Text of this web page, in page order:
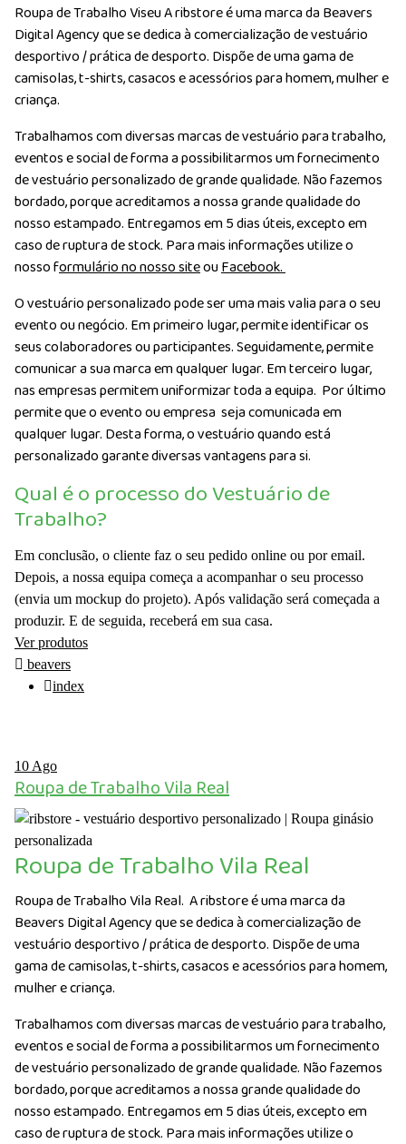
Roupa de Trabalho Viseu A ribstore é uma marca da Beavers
Digital Agency que se dedica à comercialização de vestuário
desportivo / prática de desporto. Dispõe de uma gama de
camisolas, t-shirts, casacos e acessórios para homem, mulher e
criança.
Trabalhamos com diversas marcas de vestuário para trabalho,
eventos e social de forma a possibilitarmos um fornecimento
de vestuário personalizado de grande qualidade. Não fazemos
bordado, porque acreditamos a nossa grande qualidade do
nosso estampado. Entregamos em 5 dias úteis, excepto em
caso de ruptura de stock. Para mais informações utilize o
nosso formulário no nosso siteouFacebook.
O vestuário personalizado pode ser uma mais valia para o seu
evento ou negócio. Em primeiro lugar, permite identificar os
seus colaboradores ou participantes. Seguidamente, permite
comunicar a sua marca em qualquer lugar. Em terceiro lugar,
nas empresas permitem uniformizar toda a equipa. Por último
permite que o evento ou empresa seja comunicada em
qualquer lugar. Desta forma, o vestuário quando está
personalizado garante diversas vantagens para si.
Qual é o processo do Vestuário de
Trabalho?
Em conclusão, o cliente faz o seu pedido online ou por email.
Depois, a nossa equipa começa a acompanhar o seu processo
(envia um mockup do projeto). Após validação será começada a
produzir. E de seguida, receberá em sua casa.
Ver produtos
beavers
index
10 Ago
Roupa de Trabalho Vila Real
Roupa de Trabalho Vila Real
Roupa de Trabalho Vila Real. A ribstore é uma marca da
Beavers Digital Agency que se dedica à comercialização de
vestuário desportivo / prática de desporto. Dispõe de uma
gama de camisolas, t-shirts, casacos e acessórios para homem,
mulher e criança.
Trabalhamos com diversas marcas de vestuário para trabalho,
eventos e social de forma a possibilitarmos um fornecimento
de vestuário personalizado de grande qualidade. Não fazemos
bordado, porque acreditamos a nossa grande qualidade do
nosso estampado. Entregamos em 5 dias úteis, excepto em
caso de ruptura de stock. Para mais informações utilize o